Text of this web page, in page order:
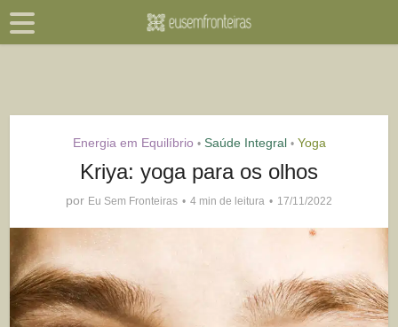
Energia em Equilíbrio • Saúde Integral • Yoga
Kriya: yoga para os olhos
por Eu Sem Fronteiras 4 min de leitura 17/11/2022